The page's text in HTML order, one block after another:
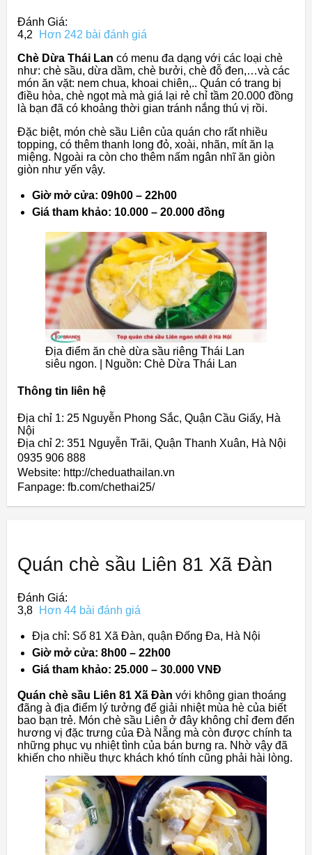
Đánh Giá:
4,2
Hơn 242 bài đánh giá
Chè Dừa Thái Lan có menu đa dạng với các loại chè
như: chè sầu, dừa dầm, chè bưởi, chè đỗ đen,…và các
món ăn vặt: nem chua, khoai chiên,.. Quán có trang bị
điều hòa, chè ngọt mà mà giá lại rẻ chỉ tầm 20.000 đồng
là bạn đã có khoảng thời gian tránh nắng thú vị rồi.
Đặc biệt, món chè sầu Liên của quán cho rất nhiều
topping, có thêm thanh long đỏ, xoài, nhãn, mít ăn lạ
miệng. Ngoài ra còn cho thêm nấm ngân nhĩ ăn giòn
giòn như yến vậy.
Giờ mở cửa: 09h00 – 22h00
Giá tham khảo: 10.000 – 20.000 đồng
Địa điểm ăn chè dừa sầu riêng Thái Lan
siêu ngon. | Nguồn: Chè Dừa Thái Lan
Thông tin liên hệ
Địa chỉ 1: 25 Nguyễn Phong Sắc, Quận Cầu Giấy, Hà
Nội
Địa chỉ 2: 351 Nguyễn Trãi, Quận Thanh Xuân, Hà Nội
0935 906 888
Website: http://cheduathailan.vn
Fanpage: fb.com/chethai25/
Quán chè sầu Liên 81 Xã Đàn
Đánh Giá:
3,8
Hơn 44 bài đánh giá
Địa chỉ: Số 81 Xã Đàn, quận Đống Đa, Hà Nội
Giờ mở cửa: 8h00 – 22h00
Giá tham khảo: 25.000 – 30.000 VNĐ
Quán chè sầu Liên 81 Xã Đàn với không gian thoáng
đãng à địa điểm lý tưởng để giải nhiệt mùa hè của biết
bao bạn trẻ. Món chè sầu Liên ở đây không chỉ đem đến
hương vị đặc trưng của Đà Nẵng mà còn được chính ta
những phục vụ nhiệt tình của bán bưng ra. Nhờ vậy đã
khiến cho nhiều thực khách khó tính cũng phải hài lòng.